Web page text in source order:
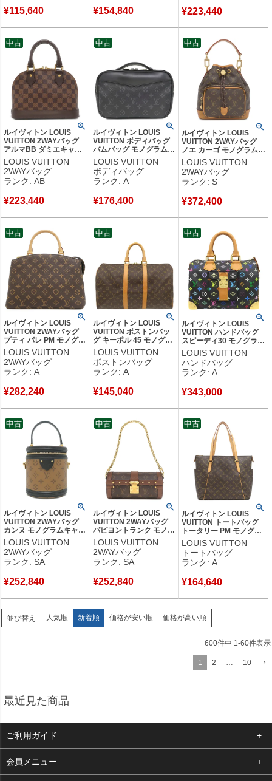
¥115,640 ¥154,840
M81124 RFID 【中古】中
¥223,440
ルイヴィトン LOUIS
VUITTON 2WAYバッグ
アルマBB ダミエキャン
バス ダミエエベヌ ゴー
ルド金具 茶 ショルダー
バッグ ハンドバッグ
N41221 AR1109 【保存
LOUIS VUITTON
2WAYバッグ
ランク: AB
¥223,440
中古
ルイヴィトン LOUIS
VUITTON ボディバッグ
バムバッグ モノグラムエ
クリプス モノグラムエク
リプス シルバー金具 シ
ョルダー ウエストバッグ
M42906 MB0230 【箱】
LOUIS VUITTON
ボディバッグ
ランク: A
¥176,400
中古
ルイヴィトン LOUIS
VUITTON 2WAYバッグ
ノエ カーゴ モノグラムキ
ャンバス モノグラム ゴー
ルド金具 ハンドバッグ シ
ョルダー M14017 RFID
【箱】 【中古】未使用保
LOUIS VUITTON
2WAYバッグ
ランク: S
¥372,400
中古
ルイヴィトン LOUIS
VUITTON 2WAYバッグ
プティ パレ PM モノグラ
ムキャンバス モノグラム
ゴールド金具 茶 赤 ハン
ドバッグ ショルダー
M45900 RFID 【箱】
LOUIS VUITTON
2WAYバッグ
ランク: A
¥282,240
中古
ルイヴィトン LOUIS
VUITTON ボストンバッ
グ キーポル 45 モノグラ
ムキャンバス モノグラム
ゴールド金具 茶 ポワニ
エ・ネームタグ欠品
M41428 MB2193 【中
LOUIS VUITTON
ボストンバッグ
ランク: A
¥145,040
中古
ルイヴィトン LOUIS
VUITTON ハンドバッグ
スピーディ30 モノグラム
マルチカラー ノワール ゴ
ールド金具 ボストン ブラ
ック M92642 SP0014
【中古】中古美品
LOUIS VUITTON
ハンドバッグ
ランク: A
¥343,000
中古
ルイヴィトン LOUIS
VUITTON 2WAYバッグ
カンヌ モノグラムキャン
バス モノグラムリバース
キャンバス モノグラムリ
バース ゴールド金具 茶
ハンドバッグ ショルダー
袋】 【中古】新品同様品
LOUIS VUITTON
2WAYバッグ
ランク: SA
¥252,840
中古
ルイヴィトン LOUIS
VUITTON 2WAYバッグ
パピヨントランク モノグ
ラムキャンバス モノグラ
ム ゴールド金具 茶 ハン
ドバッグ ショルダーバッ
グ M57835 RFID 【箱】
LOUIS VUITTON
2WAYバッグ
ランク: SA
¥252,840
中古
ルイヴィトン LOUIS
VUITTON トートバッグ
トータリー PM モノグラ
ムキャンバス モノグラム
ゴールド金具 茶 ショルダ
ー 肩掛け M56689
TJ5112 【中古】中古美
LOUIS VUITTON
トートバッグ
ランク: A
¥164,640
中古
並び替え 人気順 新着順 価格が安い順 価格が高い順
600件中 1-60件表示
1 2 … 10
最近見た商品
ご利用ガイド
よくある質問
会員メニュー